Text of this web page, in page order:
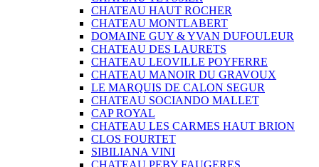
CHATEAU HAUT ROCHER
CHATEAU MONTLABERT
DOMAINE GUY & YVAN DUFOULEUR
CHATEAU DES LAURETS
CHATEAU LEOVILLE POYFERRE
CHATEAU MANOIR DU GRAVOUX
LE MARQUIS DE CALON SEGUR
CHATEAU SOCIANDO MALLET
CAP ROYAL
CHATEAU LES CARMES HAUT BRION
CLOS FOURTET
SIBILIANA VINI
CHATEAU PEBY FAUGERES